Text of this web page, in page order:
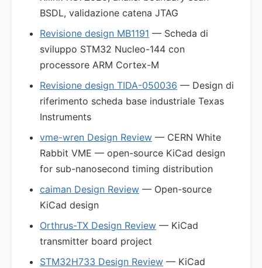
BSDL, validazione catena JTAG
Revisione design MB1191 — Scheda di
sviluppo STM32 Nucleo-144 con
processore ARM Cortex-M
Revisione design TIDA-050036 — Design di
riferimento scheda base industriale Texas
Instruments
vme-wren Design Review — CERN White
Rabbit VME — open-source KiCad design
for sub-nanosecond timing distribution
caiman Design Review — Open-source
KiCad design
Orthrus-TX Design Review — KiCad
transmitter board project
STM32H733 Design Review — KiCad